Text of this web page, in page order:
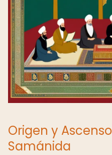
Origen y
Samánida